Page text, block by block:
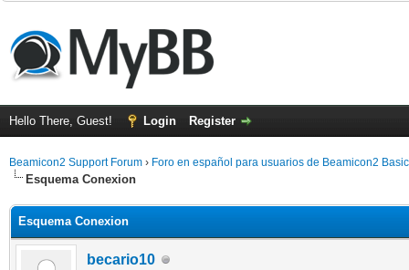
Hello There, Guest! Login Register
Beamicon2 Support Forum › Foro en español para usuarios de Beamicon2 Basic
Esquema Conexion
Esquema Conexion
becario10